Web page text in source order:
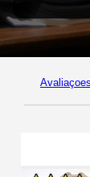
Avaliaçoes